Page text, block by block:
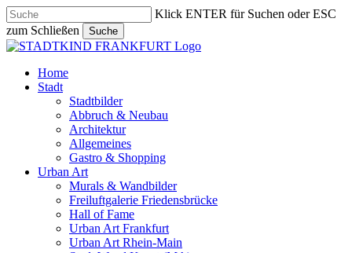
Skip
to
main
content
Klick ENTER für Suchen oder ESC
zum Schließen
Suche
Close
search
Menu
Home
Stadt
Stadtbilder
Abbruch & Neubau
Architektur
Allgemeines
Gastro & Shopping
Urban Art
Murals & Wandbilder
Freiluftgalerie Friedensbrücke
Hall of Fame
Urban Art Frankfurt
Urban Art Rhein-Main